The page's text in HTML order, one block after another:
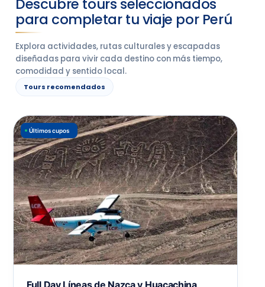
Descubre tours seleccionados
para completar tu viaje por Perú
Explora actividades, rutas culturales y escapadas
diseñadas para vivir cada destino con más tiempo,
comodidad y sentido local.
Tours recomendados
Últimos cupos
Full Day Líneas de Nazca y Huacachina